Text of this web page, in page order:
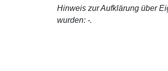
Hinweis zur Aufklärung über
wurden: -.